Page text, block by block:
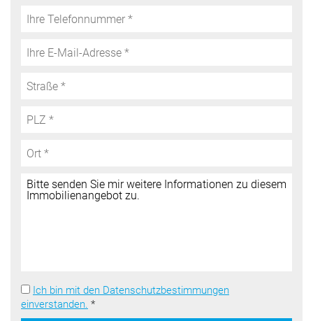
Ich bin mit den Datenschutzbestimmungen
einverstanden. *